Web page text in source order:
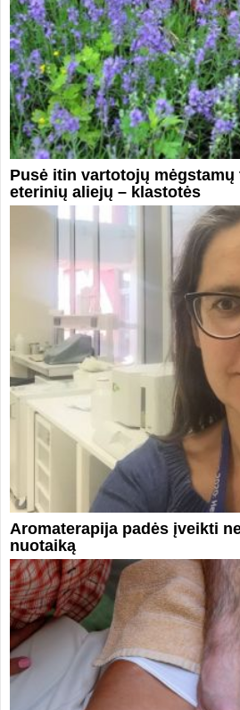
Pusė itin vartotojų
eterinių aliejų – klastotės
Aromaterapija padės įveikti
nuotaiką